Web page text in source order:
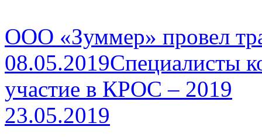
ООО «Зуммер» провел
08.05.2019Специалисты
участие в КРОС – 2019
23.05.2019